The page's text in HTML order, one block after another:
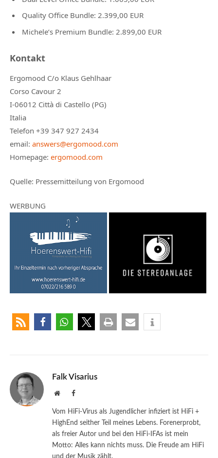
Quality Office Bundle: 2.399,00 EUR
Michele’s Premium Bundle: 2.899,00 EUR
Kontakt
Ergomood C/o Klaus Gehlhaar
Corso Cavour 2
I-06012 Città di Castello (PG)
Italia
Telefon +39 347 927 2434
email: answers@ergomood.com
Homepage: ergomood.com
Quelle: Pressemitteilung von Ergomood
WERBUNG
Falk Visarius
WebsiteFacebook
Vom HiFi-Virus als Jugendlicher infiziert ist HiFi +
HighEnd seither Teil meines Lebens. Forenerprobt,
als freier Autor und bei den HiFi-IFAs ist mein
Motto: Alles kann nichts muss. Die Freude am HiFi
und der Musik zählt.